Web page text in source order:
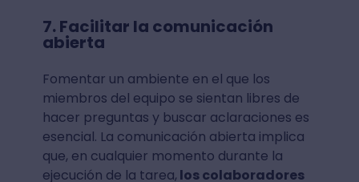
7. Facilitar la comunicación
abierta
Fomentar un ambiente en el que los
miembros del equipo se sientan libres de
hacer preguntas y buscar aclaraciones es
esencial. La comunicación abierta implica
que, en cualquier momento durante la
ejecución de la tarea, los colaboradores